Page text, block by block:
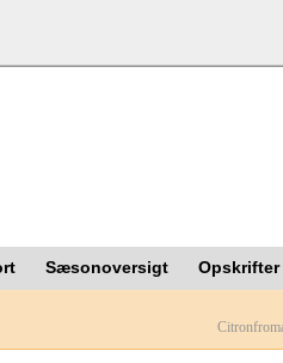
Sæsonoversigt Opskrifter